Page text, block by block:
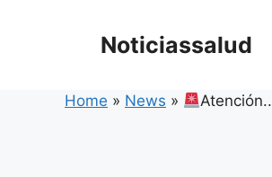
Noticiassalud
Home » News »